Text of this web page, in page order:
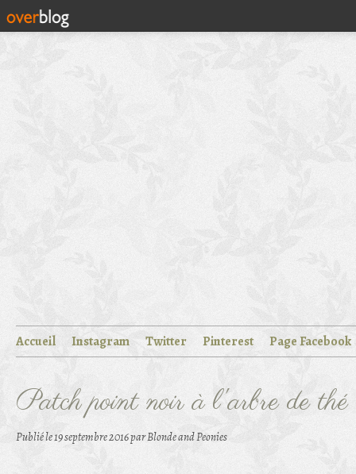
Accueil Instagram Twitter Pinterest Page Facebook
Patch point noir à l'arbre de thé
Publié le19 septembre 2016par Blonde and Peonies